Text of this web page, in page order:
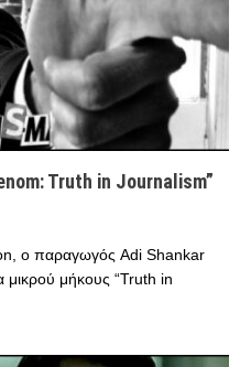
Truth in Journalism”
ο παραγωγός Adi Shankar
μικρού μήκους “Truth in